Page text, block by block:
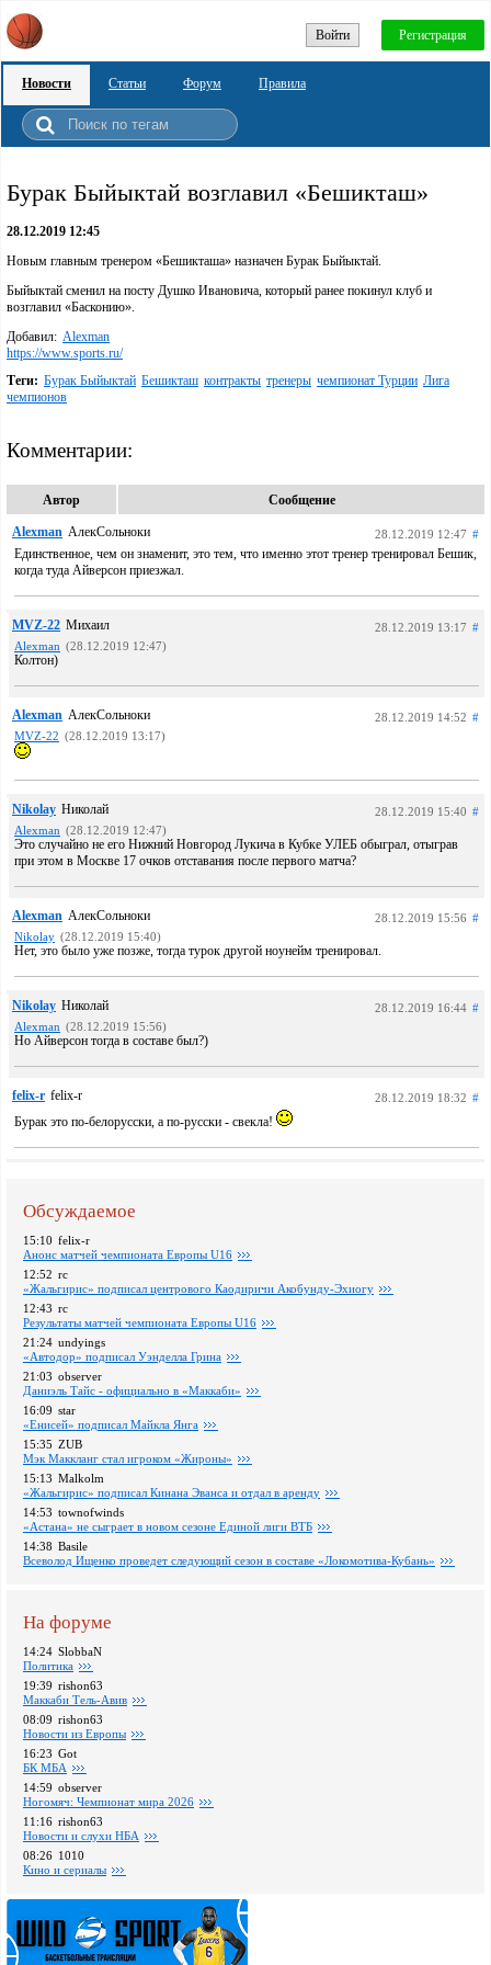
Войти Регистрация
Новости Статьи Форум Правила
Бурак Быйыктай возглавил «Бешикташ»
28.12.2019 12:45
Новым главным тренером «Бешикташа» назначен Бурак Быйыктай.
Быйыктай сменил на посту Душко Ивановича, который ранее покинул клуб и
возглавил «Басконию».
Добавил: Alexman
https://www.sports.ru/
Теги: Бурак Быйыктай Бешикташ контракты тренеры чемпионат Турции Лига
чемпионов
Комментарии:
Автор Сообщение
Alexman АлекСольноки 28.12.2019 12:47 #
Единственное, чем он знаменит, это тем, что именно этот тренер тренировал Бешик,
когда туда Айверсон приезжал.
MVZ-22 Михаил 28.12.2019 13:17 #
Alexman (28.12.2019 12:47)
Колтон)
Alexman АлекСольноки 28.12.2019 14:52 #
MVZ-22 (28.12.2019 13:17)
Nikolay Николай 28.12.2019 15:40 #
Alexman (28.12.2019 12:47)
Это случайно не его Нижний Новгород Лукича в Кубке УЛЕБ обыграл, отыграв
при этом в Москве 17 очков отставания после первого матча?
Alexman АлекСольноки 28.12.2019 15:56 #
Nikolay (28.12.2019 15:40)
Нет, это было уже позже, тогда турок другой ноунейм тренировал.
Nikolay Николай 28.12.2019 16:44 #
Alexman (28.12.2019 15:56)
Но Айверсон тогда в составе был?)
felix-r felix-r 28.12.2019 18:32 #
Бурак это по-белорусски, а по-русски - свекла!
Обсуждаемое
15:10 felix-r
Анонс матчей чемпионата Европы U16
12:52 rc
«Жальгирис» подписал центрового Каодиричи Акобунду-Эхиогу
12:43 rc
Pезультаты матчей чемпионата Европы U16
21:24 undyings
«Автодор» подписал Уэнделла Грина
21:03 observer
Даниэль Тайс - официально в «Маккаби»
16:09 star
«Енисей» подписал Майкла Янга
15:35 ZUB
Мэк Маккланг стал игроком «Жироны»
15:13 Malkolm
«Жальгирис» подписал Кинана Эванса и отдал в аренду
14:53 townofwinds
«Астана» не сыграет в новом сезоне Единой лиги ВТБ
14:38 Basile
Всеволод Ищенко проведет следующий сезон в составе «Локомотива-Кубань»
На форуме
14:24 SlobbaN
Политика
19:39 rishon63
Маккаби Тель-Авив
08:09 rishon63
Новости из Европы
16:23 Got
БК МБА
14:59 observer
Ногомяч: Чемпионат мира 2026
11:16 rishon63
Новости и слухи НБА
08:26 1010
Кино и сериалы